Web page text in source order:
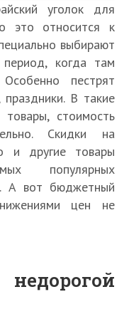
уголок для
это относится к
выбирают
когда там
пестрят
праздники. В такие
стоимость
Скидки на
и другие товары
популярных
А вот бюджетный
цен не